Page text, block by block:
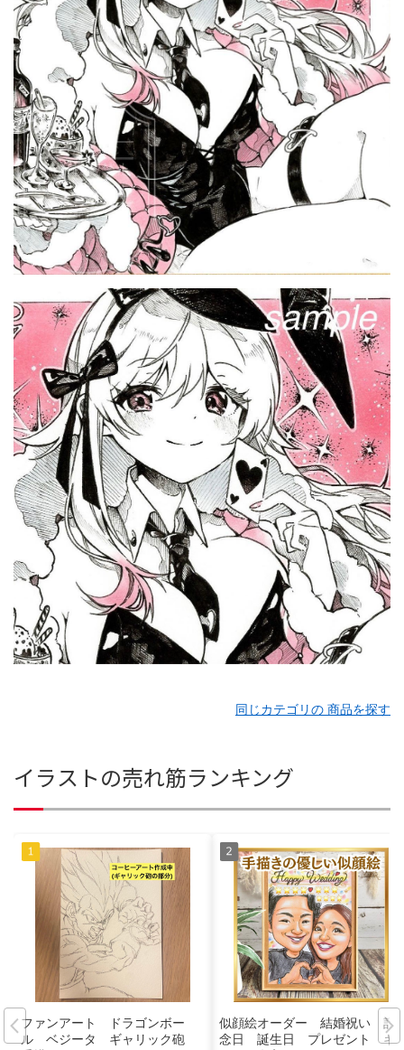
同じカテゴリの 商品を探す
イラストの売れ筋ランキング
ファンアート ドラゴンボー
ル ベジータ ギャリック砲
似顔絵オーダー 結婚祝い 記
念日 誕生日 プレゼント ギ